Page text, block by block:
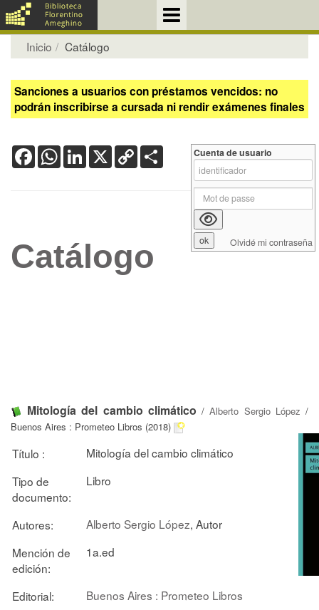
Inicio Catálogo
Sanciones a usuarios con préstamos vencidos: no
podrán inscribirse a cursada ni rendir exámenes finales
FacebookWhatsApp
LinkedIn
X Copy
Link
Catálogo
Mitología del cambio climático /Alberto Sergio López /
Buenos Aires : Prometeo Libros (2018)
Título :
Mitología del cambio climático
Tipo de
documento:
Libro
Autores: Alberto Sergio López, Autor
Mención de
edición:
1a.ed
Editorial:
Buenos Aires : Prometeo Libros
Cuenta de usuario
Olvidé mi contraseña